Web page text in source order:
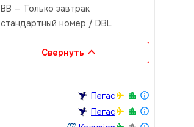
BB — Только завтрак
стандартный номер / DBL
Свернуть
Пегас
Пегас